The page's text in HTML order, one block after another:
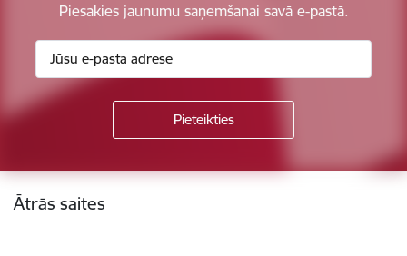
Piesakies jaunumu saņemšanai savā e-pastā.
Kājene
Ātrās saites